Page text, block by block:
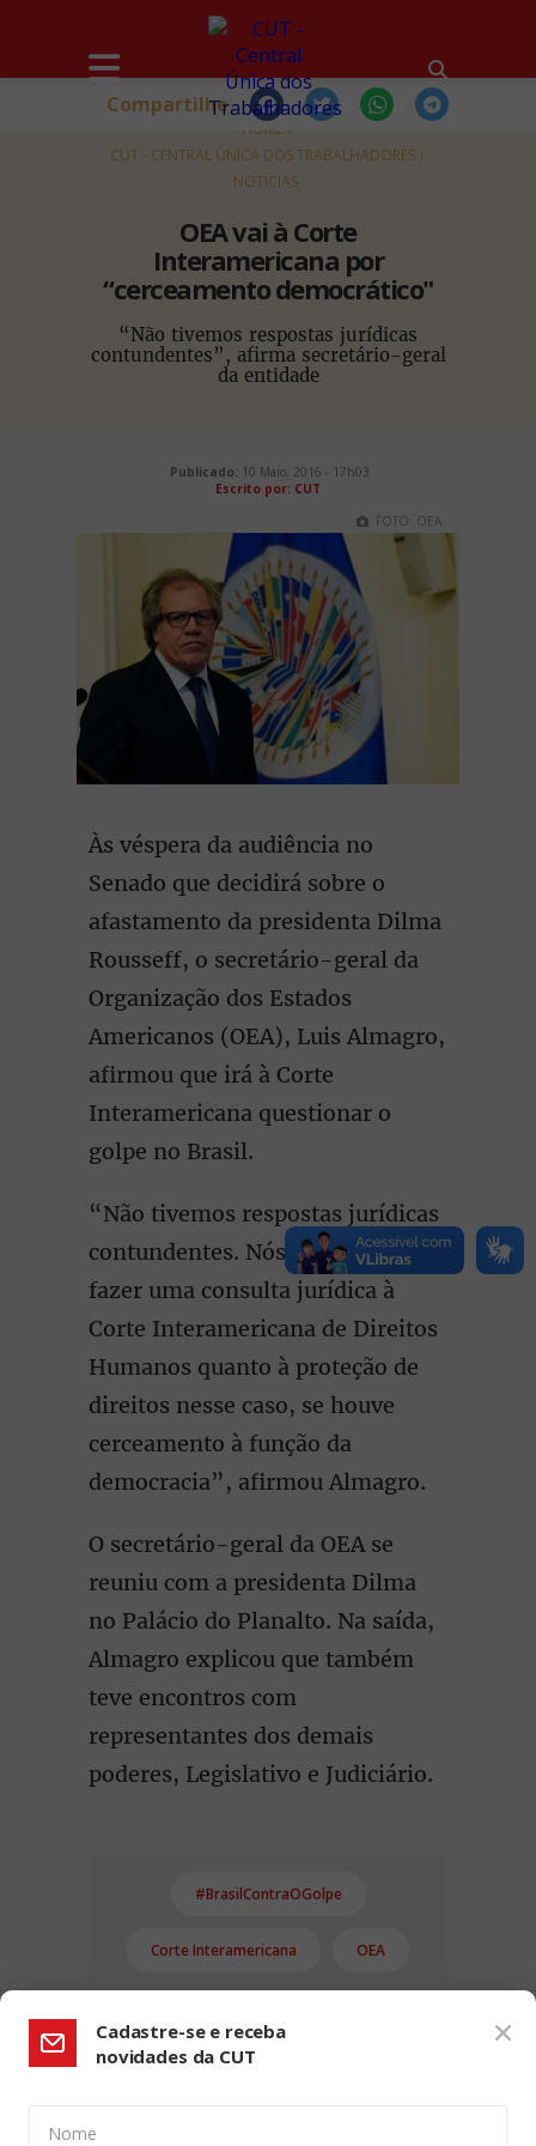
HOME
CUT - CENTRAL ÚNICA DOS TRABALHADORES
NOTÍCIAS
OEA vai à Corte
Interamericana por
“cerceamento democrático"
“Não tivemos respostas jurídicas
contundentes”, afirma secretário-geral
da entidade
Compartilhe
Publicado: 10 Maio, 2016 - 17h03
Escrito por: CUT
FOTO: OEA
Às véspera da audiência no
Senado que decidirá sobre o
afastamento da presidenta Dilma
Rousseff, o secretário-geral da
Organização dos Estados
Americanos (OEA), Luis Almagro,
afirmou que irá à Corte
Interamericana questionar o
golpe no Brasil.
“Não tivemos respostas jurídicas
contundentes. Nós temos que
fazer uma consulta jurídica à
Corte Interamericana de Direitos
Humanos quanto à proteção de
direitos nesse caso, se houve
cerceamento à função da
democracia”, afirmou Almagro.
O secretário-geral da OEA se
reuniu com a presidenta Dilma
no Palácio do Planalto. Na saída,
Almagro explicou que também
teve encontros com
representantes dos demais
poderes, Legislativo e Judiciário.
#BrasilContraOGolpe
Corte Interamericana OEA
Cadastre-se e receba
novidades da CUT
Nome